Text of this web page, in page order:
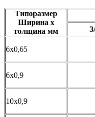
Типоразмер
Ширина х
толщина мм
6х0,65
6х0,9
10х0,9